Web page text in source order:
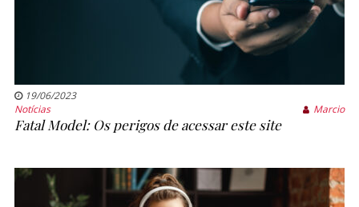
19/06/2023
Notícias
Marcio
Fatal Model: Os perigos de acessar este site